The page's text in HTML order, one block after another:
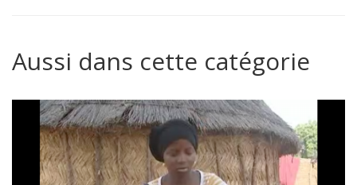
Aussi dans cette catégorie